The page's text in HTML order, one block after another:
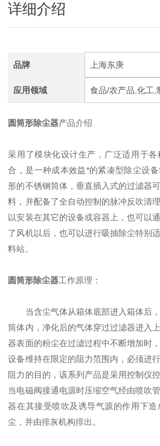
详细介绍
品牌 上海东庚
应用领域 食品/农产品,化工,
圆筒形除尘器产品介绍
采用了模块化设计生产，广泛适用于
合，是一种成本效益*的紧凑型除尘设
形的不锈钢筒体，垂直插入式的过滤器
料，并配备了全自动控制的脉冲反吹清
以安装在其它的设备或容器上，也可以
了风机以后，也可以进行吸抽除尘特别
料站。
圆筒形除尘器工作原理：
当含尘气体从箱体底部进入箱体后，
筒体内，净化后的气体穿过过滤器进入
器表面的粉尘在过滤过程中不断增加时
设备维持在限定的阻力范围内，必须进
阻力的目的，该系列产品是采用控制仪
当电磁阀接通电源时压缩空气经由喷吹
器在其接受喷吹及诱导气源的作用下
尘，并由排灰机构排出。